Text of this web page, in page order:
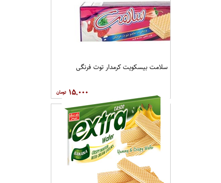
سلامت بیسکویت کرمدار توت فرنگی
۱۵,۰۰۰